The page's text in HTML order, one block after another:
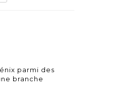
parmi des
branche